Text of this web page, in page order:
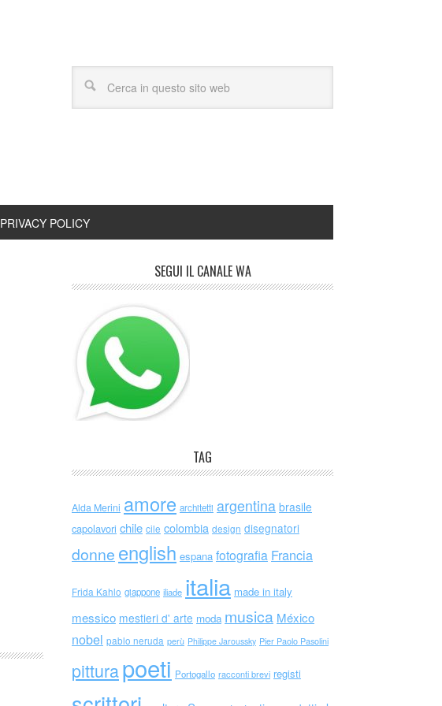
PRIVACY POLICY
SEGUI IL CANALE WA
TAG
Alda Merini amore architetti argentina brasile
capolavori chile cile colombia design disegnatori
donne english espana fotografia Francia
Frida Kahlo giappone iliade italia made in italy
messico mestieri d' arte moda musica México
nobel pablo neruda perù Philippe Jaroussky Pier Paolo Pasolini
pitturapoeti Portogallo racconti brevi registi